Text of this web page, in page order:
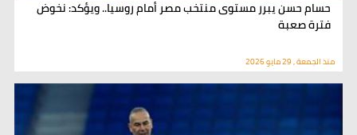
حسام حسن يبرر مستوى منتخب مصر أمام روسيا.. ويؤكد: نخوض
فترة صعبة
منذ الجمعة , 29 مايو 2026